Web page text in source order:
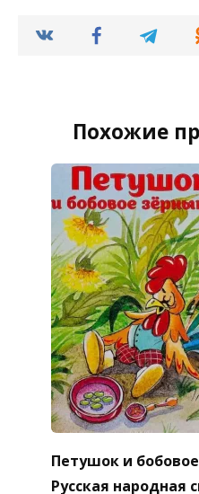
Похожие
Петушок и
Русская народная